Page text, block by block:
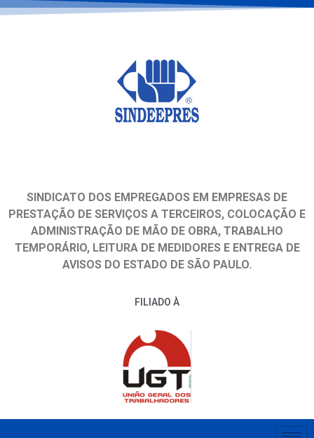
SINDICATO DOS EMPREGADOS EM EMPRESAS DE
PRESTAÇÃO DE SERVIÇOS A TERCEIROS, COLOCAÇÃO E
ADMINISTRAÇÃO DE MÃO DE OBRA, TRABALHO
TEMPORÁRIO, LEITURA DE MEDIDORES E ENTREGA DE
AVISOS DO ESTADO DE SÃO PAULO.
FILIADO À